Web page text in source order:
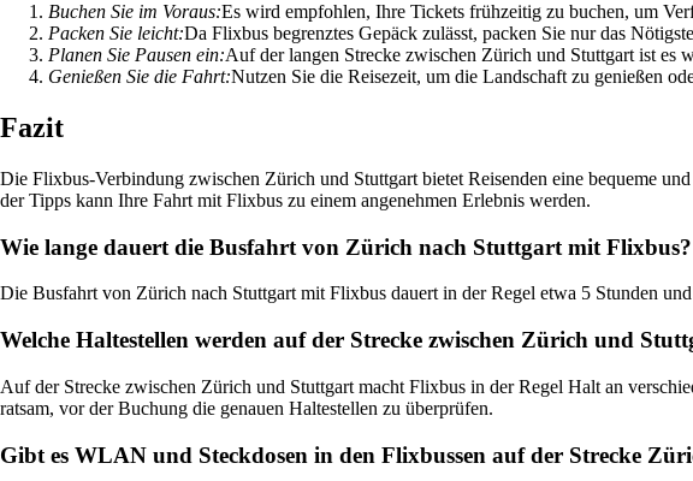
Buchen Sie im Voraus:Es wird empfohlen, Ihre Tickets frühzeitig zu buchen, um
Packen Sie leicht:Da Flixbus begrenztes Gepäck zulässt, packen Sie nur das
Planen Sie Pausen ein:Auf der langen Strecke zwischen Zürich und Stuttgart ist es
Genießen Sie die Fahrt:Nutzen Sie die Reisezeit, um die Landschaft zu genießen
Fazit
Die Flixbus-Verbindung zwischen Zürich und Stuttgart bietet Reisenden eine bequeme
der Tipps kann Ihre Fahrt mit Flixbus zu einem angenehmen Erlebnis werden.
Wie lange dauert die Busfahrt von Zürich nach Stuttgart mit Flixbus?
Die Busfahrt von Zürich nach Stuttgart mit Flixbus dauert in der Regel etwa 5 Stunden
Welche Haltestellen werden auf der Strecke zwischen Zürich und
Auf der Strecke zwischen Zürich und Stuttgart macht Flixbus in der Regel Halt an
ratsam, vor der Buchung die genauen Haltestellen zu überprüfen.
Gibt es WLAN und Steckdosen in den Flixbussen auf der Strecke